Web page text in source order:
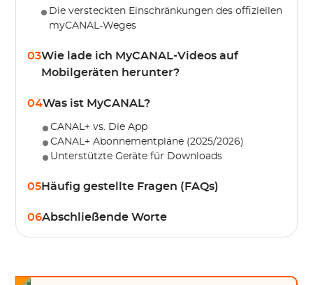
Die versteckten Einschränkungen des offiziellen
myCANAL-Weges
03Wie lade ich MyCANAL-Videos auf
Mobilgeräten herunter?
04Was ist MyCANAL?
CANAL+ vs. Die App
CANAL+ Abonnementpläne (2025/2026)
Unterstützte Geräte für Downloads
05Häufig gestellte Fragen (FAQs)
06Abschließende Worte